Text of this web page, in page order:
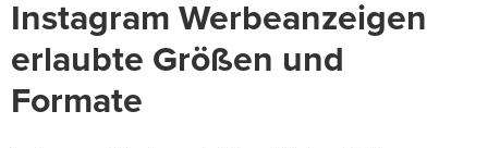
Instagram Werbeanzeigen
erlaubte Größen und
Formate